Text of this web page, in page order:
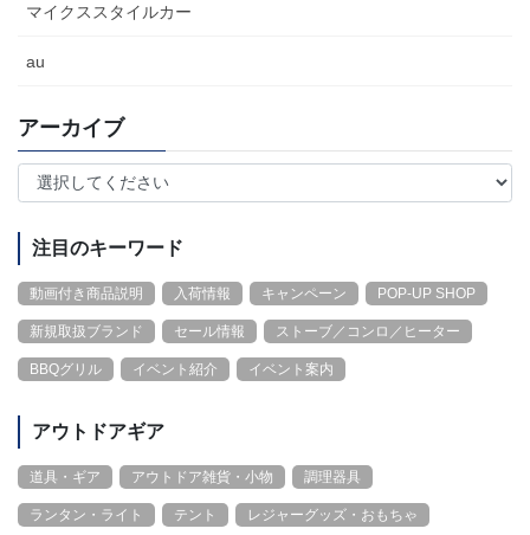
マイクススタイルカー
au
アーカイブ
注目のキーワード
動画付き商品説明 入荷情報 キャンペーン POP-UP SHOP
新規取扱ブランド セール情報 ストーブ／コンロ／ヒーター
BBQグリル イベント紹介 イベント案内
アウトドアギア
道具・ギア アウトドア雑貨・小物 調理器具
ランタン・ライト テント レジャーグッズ・おもちゃ